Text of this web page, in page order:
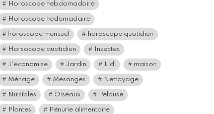
Horoscope hebdomadaire
Horoscope hedomadaire
horoscope mensuel horoscope quotidien
Horsocope quotidien Insectes
J'économise Jardin Lidl maison
Ménage Mésanges Nettoyage
Nuisibles Oiseaux Pelouse
Plantes Pénurie alimentaire